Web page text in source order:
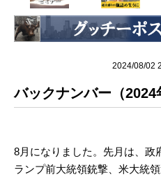
2024/08/02
バックナンバー（2024
8月になりました。先月は、政
ランプ前大統領銃撃、米大統